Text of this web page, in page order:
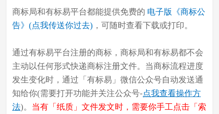
商标局和有标易平台都能提供免费的 电子版《商标公
告》(点我传送你过去) ，可随时查看下载或打印。
通过有标易平台注册的商标，商标局和有标易都不会
主动以任何形式快递商标注册文件。当商标流程进度
发生变化时，通过「有标易」微信公众号自动发送通
知给你(需要打开功能并关注公众号-点我查看操作方
法)。 当有「纸质」文件发文时，需要你手工点击「索